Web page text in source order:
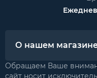
О нашем
Обращаем Ваше
сайт носит